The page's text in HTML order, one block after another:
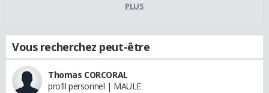
PLUS
Vous recherchez peut-être
Thomas CORCORAL
profil personnel | MAULE